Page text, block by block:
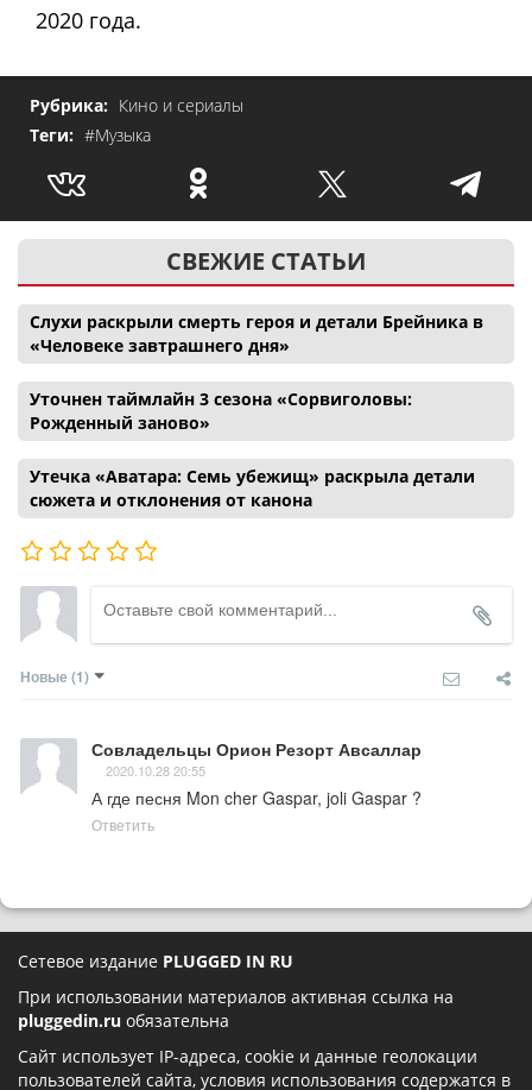
2020 года.
Рубрика: Кино и сериалы
Теги: #Музыка
СВЕЖИЕ СТАТЬИ
Слухи раскрыли смерть героя и детали Брейника в
«Человеке завтрашнего дня»
Уточнен таймлайн 3 сезона «Сорвиголовы:
Рожденный заново»
Утечка «Аватара: Семь убежищ» раскрыла детали
сюжета и отклонения от канона
Новые (1)
Совладельцы Орион Резорт Авсаллар
2020.10.28 20:55
А где песня Mon cher Gaspar, joli Gaspar ?
Ответить
Сетевое издание PLUGGED IN RU
При использовании материалов активная ссылка на
pluggedin.ru обязательна
Сайт использует IP-адреса, cookie и данные геолокации
пользователей сайта, условия использования содержатся в